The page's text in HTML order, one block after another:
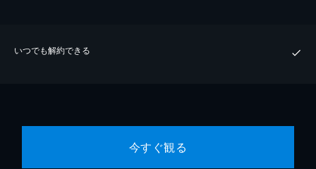
いつでも解約できる
今すぐ観る